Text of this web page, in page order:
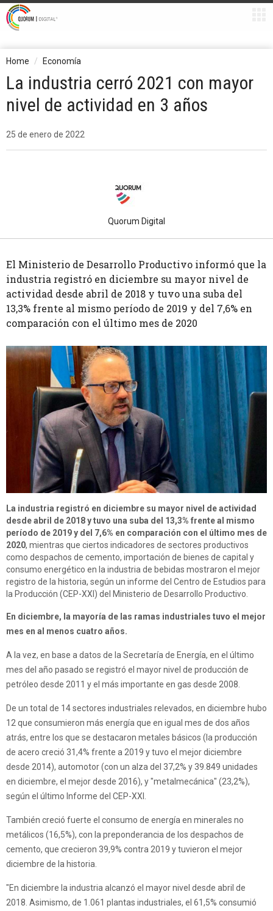
Home Economía
La industria cerró 2021 con mayor
nivel de actividad en 3 años
25 de enero de 2022
Quorum Digital
El Ministerio de Desarrollo Productivo informó que la
industria registró en diciembre su mayor nivel de
actividad desde abril de 2018 y tuvo una suba del
13,3% frente al mismo período de 2019 y del 7,6% en
comparación con el último mes de 2020
La industria registró en diciembre su mayor nivel de actividad
desde abril de 2018 y tuvo una suba del 13,3% frente al mismo
período de 2019 y del 7,6% en comparación con el último mes de
2020, mientras que ciertos indicadores de sectores productivos
como despachos de cemento, importación de bienes de capital y
consumo energético en la industria de bebidas mostraron el mejor
registro de la historia, según un informe del Centro de Estudios para
la Producción (CEP-XXI) del Ministerio de Desarrollo Productivo.
En diciembre, la mayoría de las ramas industriales tuvo el mejor
mes en al menos cuatro años.
A la vez, en base a datos de la Secretaría de Energía, en el último
mes del año pasado se registró el mayor nivel de producción de
petróleo desde 2011 y el más importante en gas desde 2008.
De un total de 14 sectores industriales relevados, en diciembre hubo
12 que consumieron más energía que en igual mes de dos años
atrás, entre los que se destacaron metales básicos (la producción
de acero creció 31,4% frente a 2019 y tuvo el mejor diciembre
desde 2014), automotor (con un alza del 37,2% y 39.849 unidades
en diciembre, el mejor desde 2016), y "metalmecánica" (23,2%),
según el último Informe del CEP-XXI.
También creció fuerte el consumo de energía en minerales no
metálicos (16,5%), con la preponderancia de los despachos de
cemento, que crecieron 39,9% contra 2019 y tuvieron el mejor
diciembre de la historia.
"En diciembre la industria alcanzó el mayor nivel desde abril de
2018. Asimismo, de 1.061 plantas industriales, el 61,5% consumió